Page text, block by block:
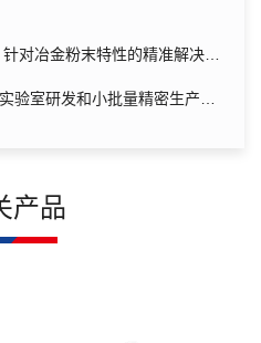
对冶金粉末特性的精准解决方
验室研发和小批量精密生产而
产品